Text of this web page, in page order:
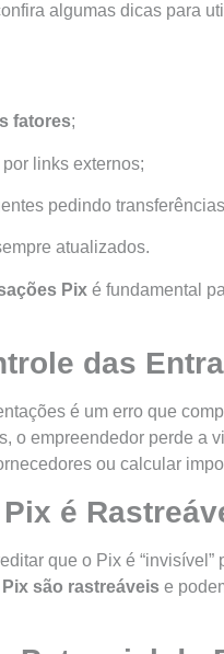
algumas dicas para
fatores;
links externos;
pedindo
atualizados.
Pix é fundamental
das
é um erro que
o empreendedor perde a
ou calcular
é
que o Pix é “invisível”
são rastreáveis e